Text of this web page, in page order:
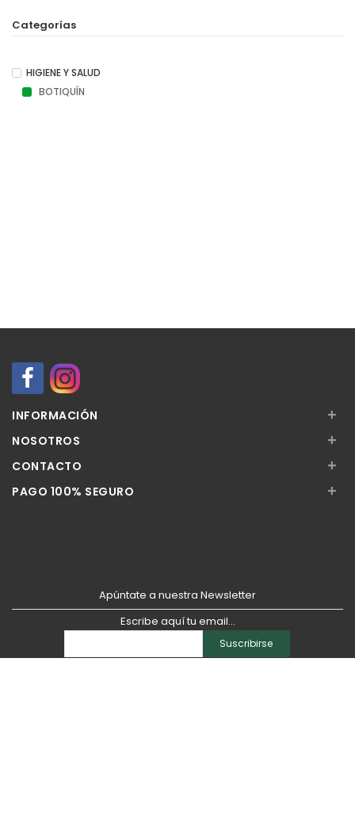
Categorías
HIGIENE Y SALUD
BOTIQUÍN
INFORMACIÓN +
NOSOTROS +
CONTACTO +
PAGO 100% SEGURO +
Apúntate a nuestra Newsletter
Escribe aquí tu email...
Suscribirse